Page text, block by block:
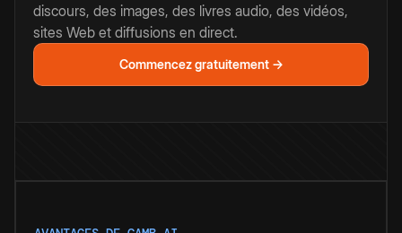
discours, des images, des livres audio, des vidéos,
sites Web et diffusions en direct.
Commencez gratuitement →